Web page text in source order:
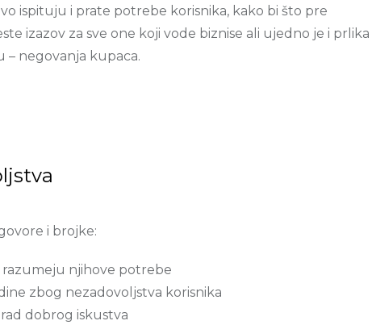
ispituju i prate potrebe korisnika, kako bi što pre
izazov za sve one koji vode biznise ali ujedno je i prlika
– negovanja kupaca.
i brojke:
razumeju njihove potrebe
zbog nezadovoljstva korisnika
dobrog iskustva